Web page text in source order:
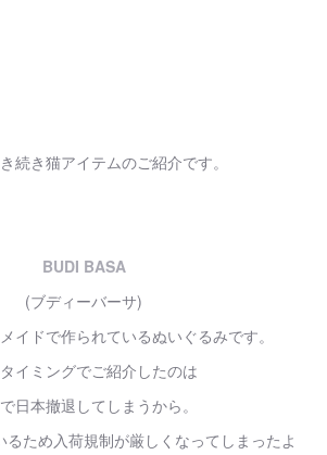
続き猫アイテムのご紹介です。
BUDI BASA
(ブディーバーサ)
イドで作られているぬいぐるみです。
イミングでご紹介したのは
日本撤退してしまうから。
るため入荷規制が厳しくなってしまったよ